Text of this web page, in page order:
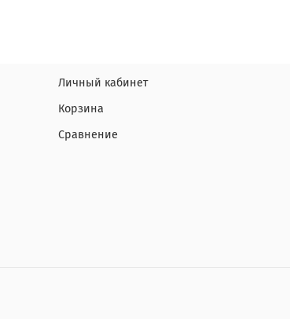
Личный кабинет
Корзина
Сравнение